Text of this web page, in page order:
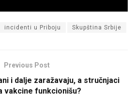
incidenti u Priboju Skupština Srbije
Previous Post
i dalje zaražavaju, a stručnjaci
vakcine funkcionišu?